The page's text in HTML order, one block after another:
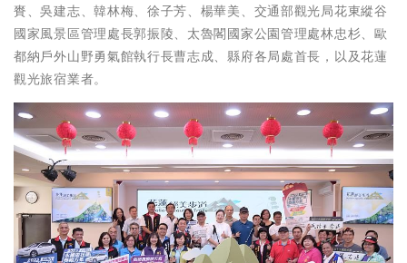
賚、吳建志、韓林梅、徐子芳、楊華美、交通部觀光局花東縱谷
國家風景區管理處長郭振陵、太魯閣國家公園管理處林忠杉、歐
都納戶外山野勇氣館執行長曹志成、縣府各局處首長，以及花蓮
觀光旅宿業者。